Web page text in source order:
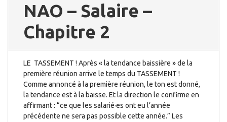
NAO – Salaire –
Chapitre 2
LE TASSEMENT ! Après « la tendance baissière » de la
première réunion arrive le temps du TASSEMENT !
Comme annoncé à la première réunion, le ton est donné,
la tendance est à la baisse. Et la direction le confirme en
affirmant : “ce que les salarié·es ont eu l’année
précédente ne sera pas possible cette année.” Les